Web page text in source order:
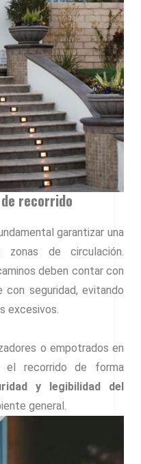
recorrido
garantizar una
zonas de circulación.
deben contar con
con seguridad, evitando
excesivos.
o empotrados en
el recorrido de forma
y legibilidad del
general.